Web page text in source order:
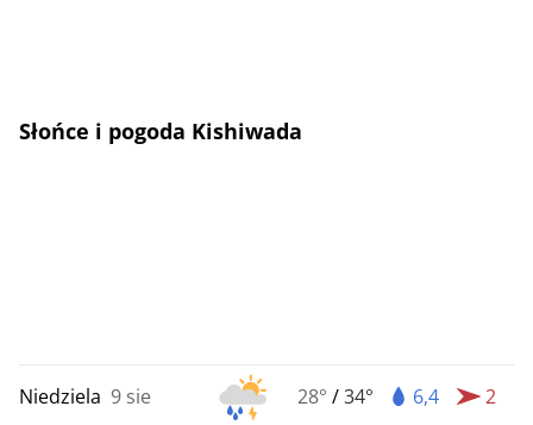
Słońce i pogoda Kishiwada
Niedziela 9 sie 28° /34° 6,4 2